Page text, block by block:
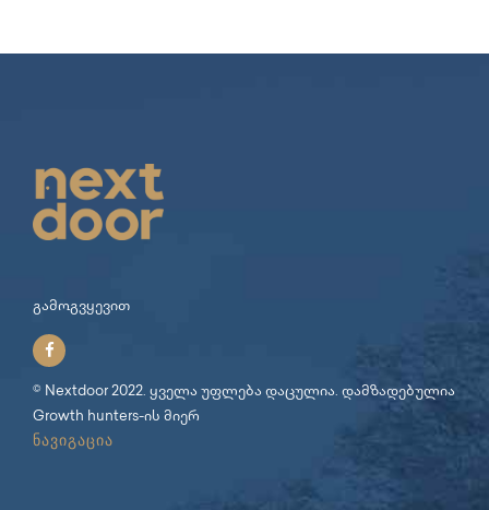
გამოგვყევით
© Nextdoor 2022. ყველა უფლება დაცულია. დამზადებულია
Growth hunters-ის მიერ
ნავიგაცია